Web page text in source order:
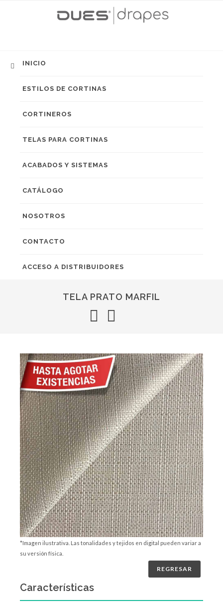
INICIO
ESTILOS DE CORTINAS
CORTINEROS
TELAS PARA CORTINAS
ACABADOS Y SISTEMAS
CATÁLOGO
NOSOTROS
CONTACTO
ACCESO A DISTRIBUIDORES
TELA PRATO MARFIL
*Imagen ilustrativa. Las tonalidades y tejidos en digital pueden variar a
su versión física.
REGRESAR
Características